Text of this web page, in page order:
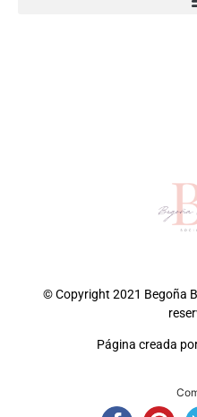
© Copyright 2021 Begoña
Página creada